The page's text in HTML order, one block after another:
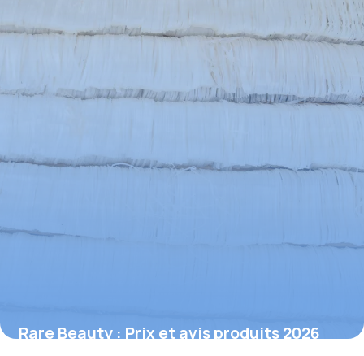
Rare Beauty : Prix et avis produits 2026